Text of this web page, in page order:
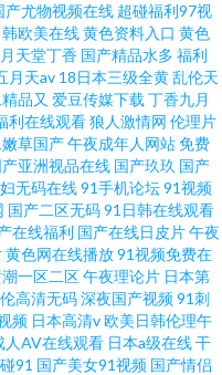
产尤物视频在线 超碰福利97视
欧美在线黄色资料入口 黄色
天堂丁香 国产精品水多 福利
月天av 18日本三级全黄乱伦天
品又 爱豆传媒下载 丁香九月
利在线观看狼人激情网 伦理片
草国产午夜成年人网站免费
产亚洲视品在线 国产玖玖 国产
无码在线91手机论坛91视频
国产二区无码91日韩在线观看
在线福利 国产在线日皮片午夜
黄色网在线播放91视频免费在
一区二区午夜理论片 日本第
高清无码深夜国产视频91刺
频 日本高清v欧美日韩伦理午
人AV在线观看 日本a级在线干
91 国产美女91视频 国产情侣